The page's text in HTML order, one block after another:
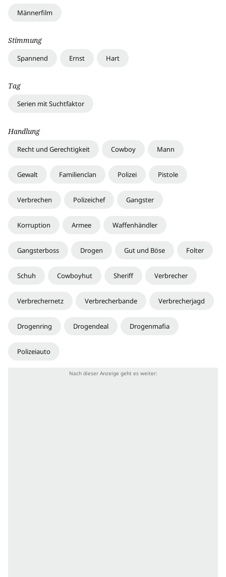
Männerfilm
Stimmung
Spannend Ernst Hart
Tag
Serien mit Suchtfaktor
Handlung
Recht und Gerechtigkeit Cowboy Mann
Gewalt Familienclan Polizei Pistole
Verbrechen Polizeichef Gangster
Korruption Armee Waffenhändler
Gangsterboss Drogen Gut und Böse Folter
Schuh Cowboyhut Sheriff Verbrecher
Verbrechernetz Verbrecherbande Verbrecherjagd
Drogenring Drogendeal Drogenmafia
Polizeiauto